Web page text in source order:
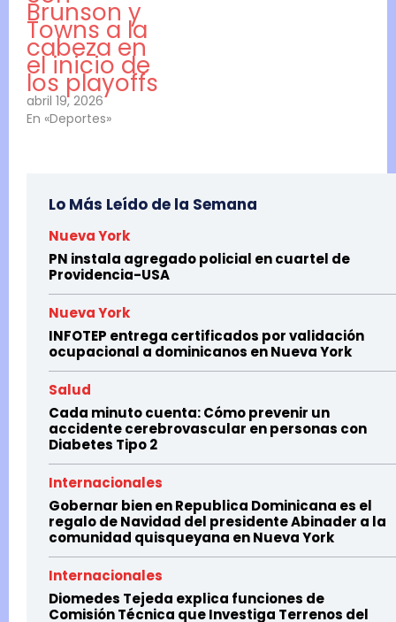
Brunson y
Towns a la
cabeza en
el inicio de
los playoffs
abril 19, 2026
En «Deportes»
Lo Más Leído de la Semana
Nueva York
PN instala agregado policial en cuartel de
Providencia-USA
Nueva York
INFOTEP entrega certificados por validación
ocupacional a dominicanos en Nueva York
Salud
Cada minuto cuenta: Cómo prevenir un
accidente cerebrovascular en personas con
Diabetes Tipo 2
Internacionales
Gobernar bien en Republica Dominicana es el
regalo de Navidad del presidente Abinader a la
comunidad quisqueyana en Nueva York
Internacionales
Diomedes Tejeda explica funciones de
Comisión Técnica que Investiga Terrenos del